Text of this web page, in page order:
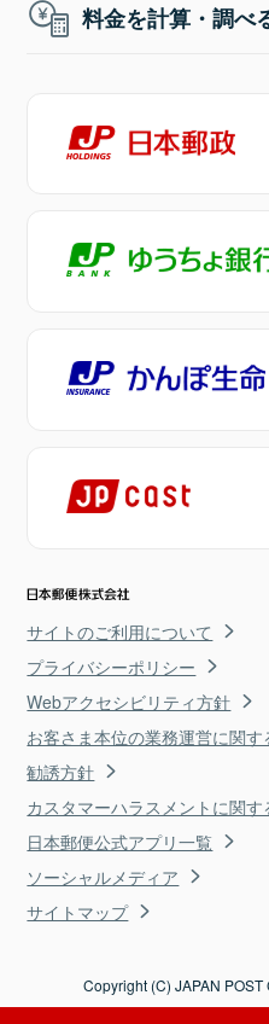
料金を計算・調べ
サイトのご利用について
プライバシーポリシー
Webアクセシビリティ方針
お客さま本位の業務運営に関
勧誘方針
カスタマーハラスメントに関す
日本郵便公式アプリ一覧
ソーシャルメディア
サイトマップ
Copyright (C) JAPAN